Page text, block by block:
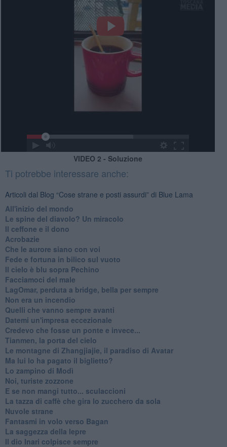
VIDEO 2 - Soluzione
Ti potrebbe interessare anche:
Articoli dal Blog “Cose strane e posti assurdi” di Blue Lama
All'inizio del mondo
Le spine del diavolo? Un miracolo
Il ceffone e il dono
Acrobazie
Che le aurore siano con voi
Fede e fortuna in bilico sul vuoto
Il cielo è blu sopra Pechino
Facciamoci del male
LagOmar, perduta a bridge, bella per sempre
Non era un incendio
Quelli che vanno sempre avanti
Datemi un'impresa eccezionale
Credevo che fosse un ponte e invece...
Tianmen, la porta del cielo
Le montagne di Zhangjiajie, il paradiso di Avatar
Ma lui lo ha pagato il biglietto?
Lo zampino di Modì
Noi, turiste zozzone
E se non mangi tutto... sculaccioni
La tazza di caffè che gira lo zucchero da sola
Nuvole strane
Fantasmi in volo verso Bagan
La saggezza della lepre
Il dio Inari colpisce sempre